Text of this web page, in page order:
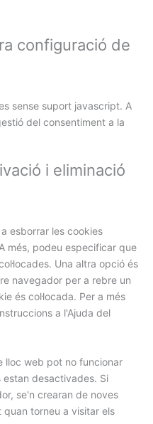
configuració de
sense suport javascript. A
del consentiment a la
i eliminació
esborrar les cookies
més, podeu especificar que
Una altra opció és
navegador per a rebre un
és col·locada. Per a més
a l'Ajuda del
lloc web pot no funcionar
desactivades. Si
se'n crearan de noves
torneu a visitar els